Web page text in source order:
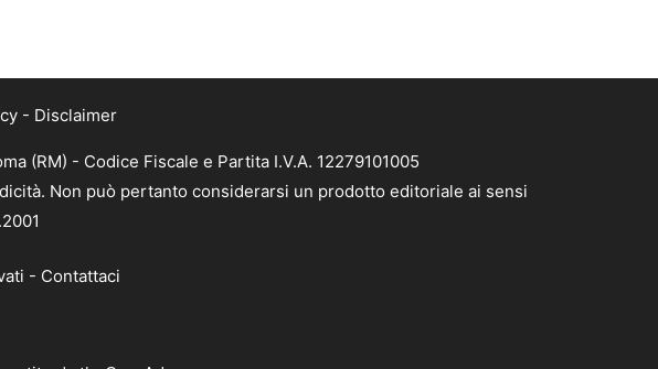
- Disclaimer
(RM) - Codice Fiscale e Partita I.V.A. 12279101005
Non può pertanto considerarsi un prodotto editoriale ai sensi
- Contattaci